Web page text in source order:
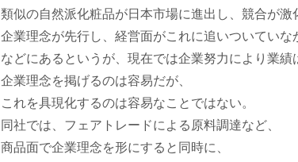
類似の自然派化粧品が日本市場に進出し、競合が激
企業理念が先行し、経営面がこれに追いついていな
などにあるというが、現在では企業努力により業績
企業理念を掲げるのは容易だが、
これを具現化するのは容易なことではない。
同社では、フェアトレードによる原料調達など、
商品面で企業理念を形にすると同時に、